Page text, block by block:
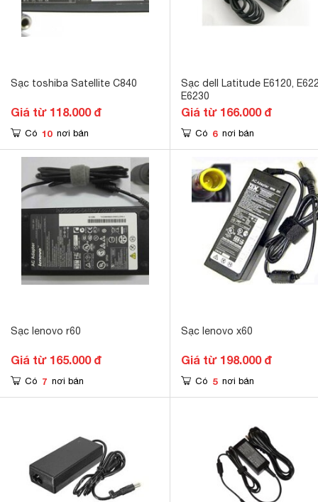
Sạc toshiba Satellite C840
Giá từ 118.000 đ
Có 10 nơi bán
Sạc dell Latitude E6120,
E6230
Giá từ 166.000 đ
Có 6 nơi bán
Sạc lenovo r60
Giá từ 165.000 đ
Có 7 nơi bán
Sạc lenovo x60
Giá từ 198.000 đ
Có 5 nơi bán